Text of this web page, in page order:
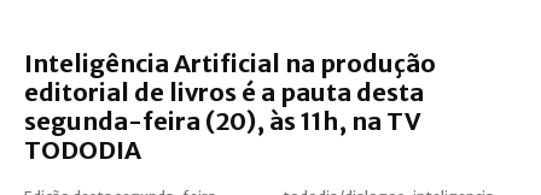
Inteligência Artificial na produção
editorial de livros é a pauta desta
segunda-feira (20), às 11h, na TV
TODODIA